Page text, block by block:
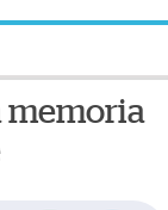
memoria